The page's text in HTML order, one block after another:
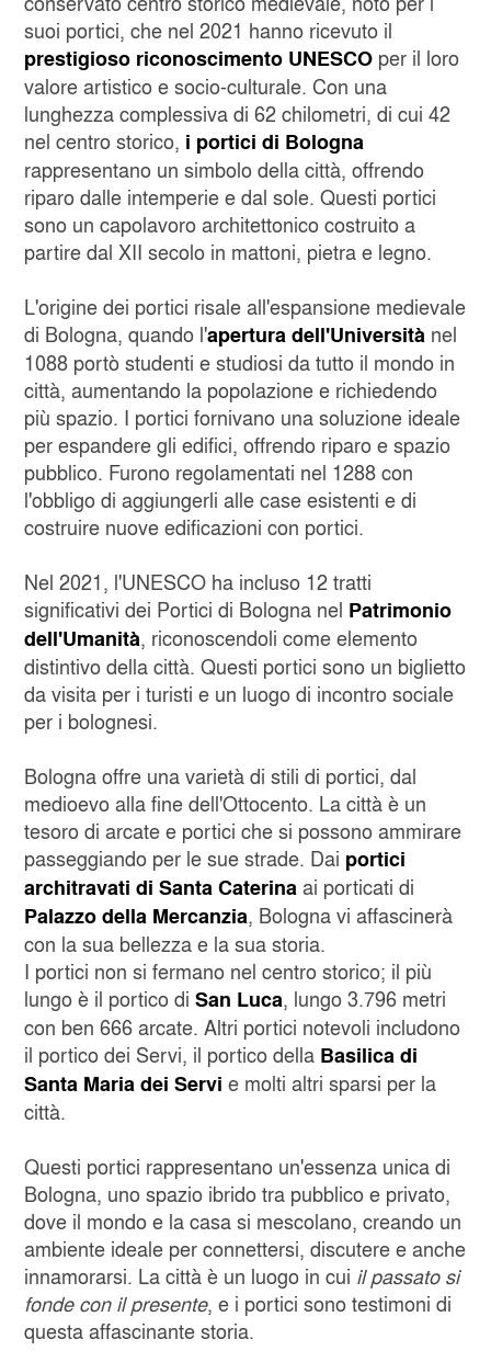
suoi portici, che nel 2021 hanno ricevuto il
prestigioso riconoscimento UNESCO per il loro
valore artistico e socio-culturale. Con una
lunghezza complessiva di 62 chilometri, di cui 42
nel centro storico, i portici di Bologna
rappresentano un simbolo della città, offrendo
riparo dalle intemperie e dal sole. Questi portici
sono un capolavoro architettonico costruito a
partire dal XII secolo in mattoni, pietra e legno.
L'origine dei portici risale all'espansione medievale
di Bologna, quando l'apertura dell'Università nel
1088 portò studenti e studiosi da tutto il mondo in
città, aumentando la popolazione e richiedendo
più spazio. I portici fornivano una soluzione ideale
per espandere gli edifici, offrendo riparo e spazio
pubblico. Furono regolamentati nel 1288 con
l'obbligo di aggiungerli alle case esistenti e di
costruire nuove edificazioni con portici.
Nel 2021, l'UNESCO ha incluso 12 tratti
significativi dei Portici di Bologna nel Patrimonio
dell'Umanità, riconoscendoli come elemento
distintivo della città. Questi portici sono un biglietto
da visita per i turisti e un luogo di incontro sociale
per i bolognesi.
Bologna offre una varietà di stili di portici, dal
medioevo alla fine dell'Ottocento. La città è un
tesoro di arcate e portici che si possono ammirare
passeggiando per le sue strade. Dai portici
architravati di Santa Caterinaai porticati di
Palazzo della Mercanzia, Bologna vi affascinerà
con la sua bellezza e la sua storia.
I portici non si fermano nel centro storico; il più
lungo è il portico diSan Luca, lungo 3.796 metri
con ben 666 arcate. Altri portici notevoli includono
il portico dei Servi, il portico della Basilica di
Santa Maria dei Servi e molti altri sparsi per la
città.
Questi portici rappresentano un'essenza unica di
Bologna, uno spazio ibrido tra pubblico e privato,
dove il mondo e la casa si mescolano, creando un
ambiente ideale per connettersi, discutere e anche
innamorarsi. La città è un luogo in cui il passato si
fonde con il presente, e i portici sono testimoni di
questa affascinante storia.